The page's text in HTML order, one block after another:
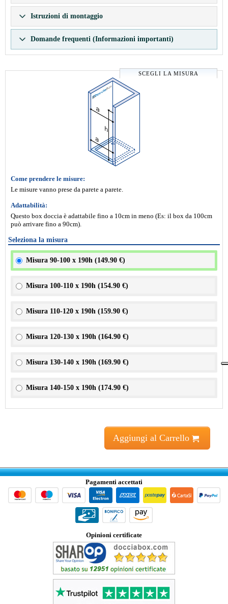
Istruzioni di montaggio
Domande frequenti (Informazioni importanti)
SCEGLI LA MISURA
Come prendere le misure:
Le misure vanno prese da parete a parete.
Adattabilità:
Questo box doccia è adattabile fino a 10cm in meno (Es: il box da 100cm
può arrivare fino a 90cm).
Seleziona la misura
Misura 90-100 x 190h (149.90 €)
Misura 100-110 x 190h (154.90 €)
Misura 110-120 x 190h (159.90 €)
Misura 120-130 x 190h (164.90 €)
Misura 130-140 x 190h (169.90 €)
Misura 140-150 x 190h (174.90 €)
Aggiungi al Carrello
Pagamenti accettati
Opinioni certificate